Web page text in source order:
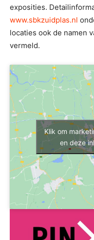
exposities.
www.sbkzuidplas.nl
locaties ook de namen
vermeld.
Klik om
en deze